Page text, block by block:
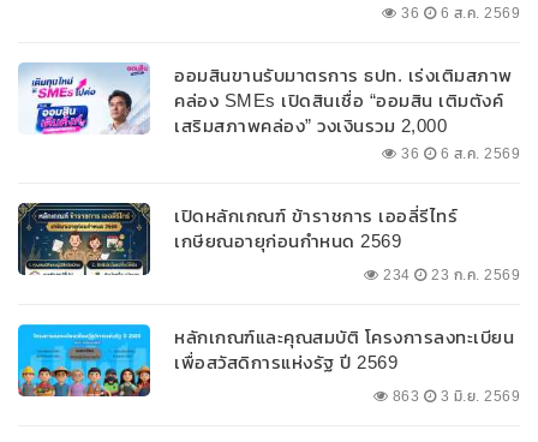
36 6 ส.ค. 2569
ออมสินขานรับมาตรการ ธปท. เร่งเติมสภาพ
คล่อง SMEs เปิดสินเชื่อ “ออมสิน เติมตังค์
เสริมสภาพคล่อง” วงเงินรวม 2,000
ลบ.สนับสนุนเงินทุนหมุนเวียนวงเงินกู้สูงสุด
36 6 ส.ค. 2569
เปิดหลักเกณฑ์ ข้าราชการ เออลี่รีไทร์
เกษียณอายุก่อนกำหนด 2569
234 23 ก.ค. 2569
หลักเกณฑ์และคุณสมบัติ โครงการลงทะเบียน
เพื่อสวัสดิการแห่งรัฐ ปี 2569
863 3 มิ.ย. 2569